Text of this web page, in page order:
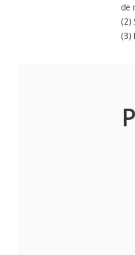
de
(2)
(3)